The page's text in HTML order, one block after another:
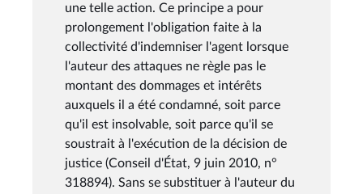
une telle action. Ce principe a pour
prolongement l'obligation faite à la
collectivité d'indemniser l'agent lorsque
l'auteur des attaques ne règle pas le
montant des dommages et intérêts
auxquels il a été condamné, soit parce
qu'il est insolvable, soit parce qu'il se
soustrait à l'exécution de la décision de
justice (Conseil d'État, 9 juin 2010, n°
318894). Sans se substituer à l'auteur du